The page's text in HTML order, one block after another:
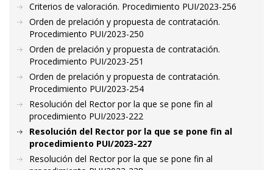
Criterios de valoración. Procedimiento PUI/2023-256
Orden de prelación y propuesta de contratación.
Procedimiento PUI/2023-250
Orden de prelación y propuesta de contratación.
Procedimiento PUI/2023-251
Orden de prelación y propuesta de contratación.
Procedimiento PUI/2023-254
Resolución del Rector por la que se pone fin al
procedimiento PUI/2023-222
Resolución del Rector por la que se pone fin al
procedimiento PUI/2023-227
Resolución del Rector por la que se pone fin al